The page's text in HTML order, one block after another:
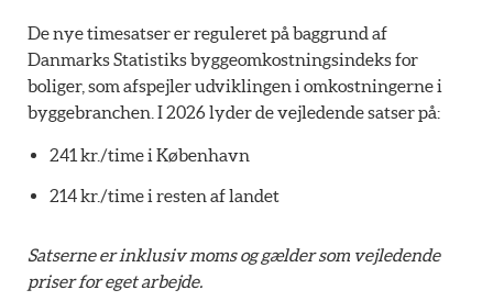
De nye timesatser er reguleret på baggrund af
Danmarks Statistiks byggeomkostningsindeks for
boliger, som afspejler udviklingen i omkostningerne i
byggebranchen. I 2026 lyder de vejledende satser på:
241 kr./time i København
214 kr./time i resten af landet
Satserne er inklusiv moms og gælder som vejledende
priser for eget arbejde.